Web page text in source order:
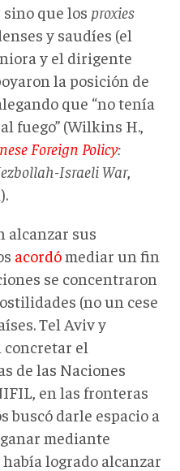
que los proxies
y saudíes (el
y el dirigente
la posición de
que “no tenía
fuego” (Wilkins H.,
Foreign Policy:
Israeli War,
alcanzar sus
acordómediar un fin
se concentraron
(no un cese
Tel Aviv y
el
de las Naciones
en las fronteras
buscó darle espacio a
mediante
logrado alcanzar